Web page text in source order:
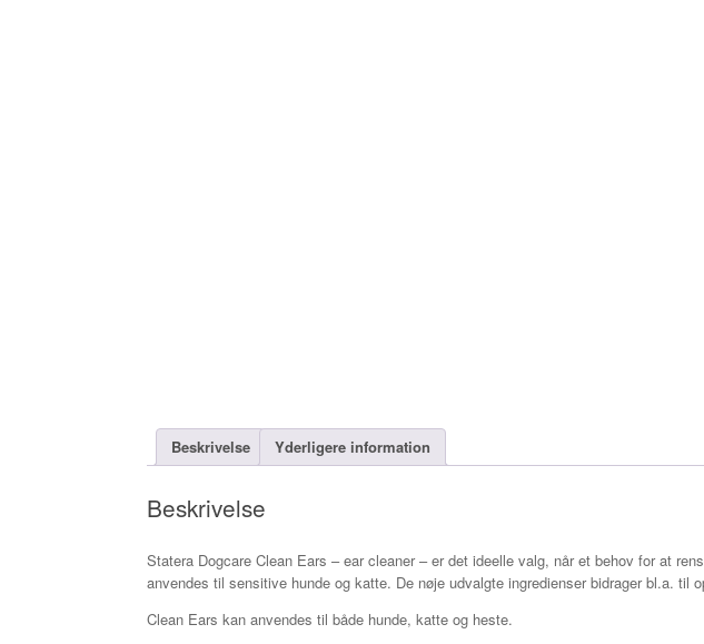
Beskrivelse Yderligere information
Beskrivelse
Statera Dogcare Clean Ears – ear cleaner – er det ideelle valg, når et behov for at
anvendes til sensitive hunde og katte. De nøje udvalgte ingredienser bidrager bl.a. til
Clean Ears kan anvendes til både hunde, katte og heste.